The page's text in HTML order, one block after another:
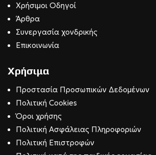
Χρήσιμοι Οδηγοί
Άρθρα
Συνεργασία χονδρικής
Επικοινωνία
Χρήσιμα
Προστασία Προσωπικών Δεδομένων
Πολιτική Cookies
Όροι χρήσης
Πολιτική Ασφάλειας Πληροφοριών
Πολιτική Επιστροφών